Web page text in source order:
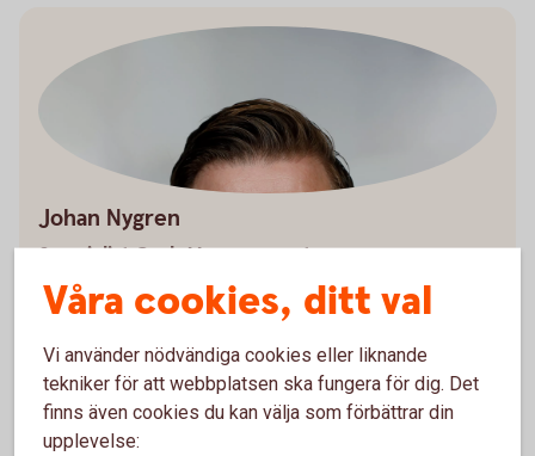
Johan Nygren
Specialist Cash Management
0152-243 14
johan.nygren@sparbankenmalardalen.se
Våra cookies, ditt val
Vi använder nödvändiga cookies eller liknande
tekniker för att webbplatsen ska fungera för dig. Det
finns även cookies du kan välja som förbättrar din
upplevelse: